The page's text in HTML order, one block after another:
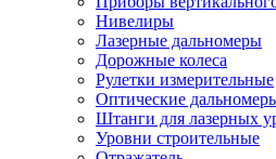
Нивелиры
Лазерные дальномеры
Дорожные колеса
Рулетки измерительные
Оптические
Штанги для лазерных
Уровни строительные